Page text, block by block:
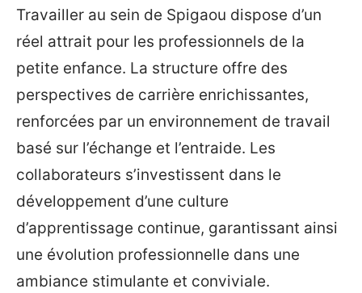
Travailler au sein de Spigaou dispose d’un
réel attrait pour les professionnels de la
petite enfance. La structure offre des
perspectives de carrière enrichissantes,
renforcées par un environnement de travail
basé sur l’échange et l’entraide. Les
collaborateurs s’investissent dans le
développement d’une culture
d’apprentissage continue, garantissant ainsi
une évolution professionnelle dans une
ambiance stimulante et conviviale.